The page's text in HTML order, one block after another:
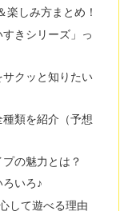
楽しみ方まとめ！
きシリーズ」っ
クッと知りたい
類を紹介（予想
の魅力とは？
いろ♪
して遊べる理由